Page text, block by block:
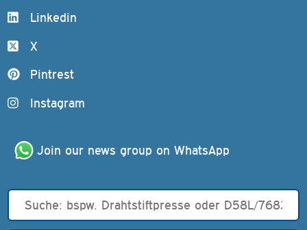
Linkedin
X
Pintrest
Instagram
Join our news group on WhatsApp